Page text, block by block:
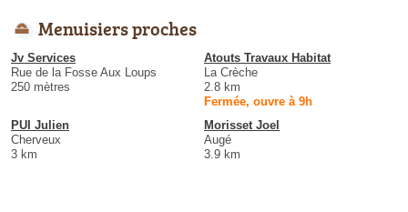
Menuisiers proches
Jv Services
Rue de la Fosse Aux Loups
250 mètres
Atouts Travaux Habitat
La Crèche
2.8 km
Fermée, ouvre à 9h
PUI Julien
Cherveux
3 km
Morisset Joel
Augé
3.9 km